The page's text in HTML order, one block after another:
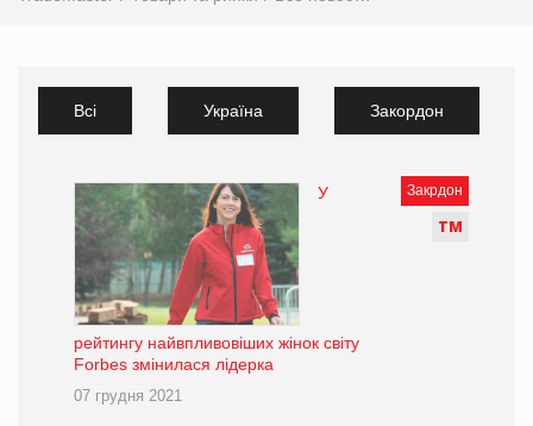
Всі Україна Закордон
Закрдон
ТМ
У
рейтингу найвпливовіших жінок світу
Forbes змінилася лідерка
07 грудня 2021